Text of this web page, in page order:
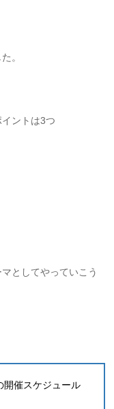
。
ントは3つ
としてやっていこう
催スケジュール